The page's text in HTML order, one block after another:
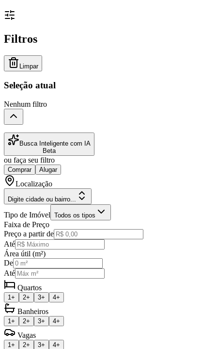
Filtros
Limpar
Seleção atual
Nenhum filtro
Busca Inteligente com IA
Beta
ou faça seu filtro
Comprar Alugar
Localização
Digite cidade ou bairro...
Tipo de Imóvel Todos os tipos
Faixa de Preço
Preço a partir de
Até
Área útil (m²)
De
Até
Quartos
1+ 2+ 3+ 4+
Banheiros
1+ 2+ 3+ 4+
Vagas
1+ 2+ 3+ 4+